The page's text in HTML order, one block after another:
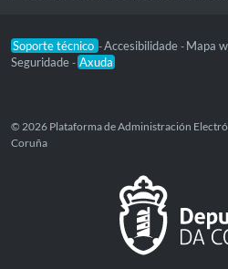
Soporte técnico -Accesibilidade - Mapa
Seguridade - Axuda
© 2026 Plataforma de Administración
Coruña